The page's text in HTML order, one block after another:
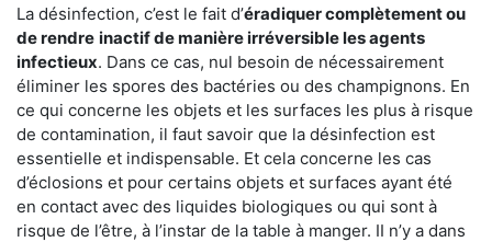
La désinfection, c’est le fait d’éradiquer complètement ou
de rendre inactif de manière irréversible les agents
infectieux. Dans ce cas, nul besoin de nécessairement
éliminer les spores des bactéries ou des champignons. En
ce qui concerne les objets et les surfaces les plus à risque
de contamination, il faut savoir que la désinfection est
essentielle et indispensable. Et cela concerne les cas
d’éclosions et pour certains objets et surfaces ayant été
en contact avec des liquides biologiques ou qui sont à
risque de l’être, à l’instar de la table à manger. II n’y a dans